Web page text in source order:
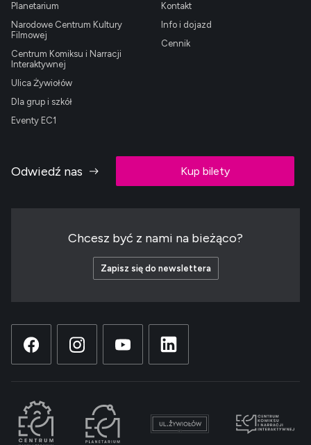
Planetarium
Narodowe Centrum Kultury
Filmowej
Centrum Komiksu i Narracji
Interaktywnej
Ulica Żywiołów
Dla grup i szkół
Eventy EC1
Kontakt
Info i dojazd
Cennik
Odwiedź nas Kup bilety
Chcesz być z nami na bieżąco?
Zapisz się do newslettera